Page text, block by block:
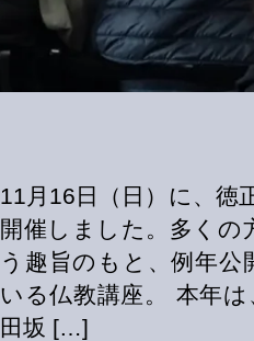
11月16日（日）に、徳
開催しました。多く
う趣旨のもと、例年
いる仏教講座。 本年
田坂 […]